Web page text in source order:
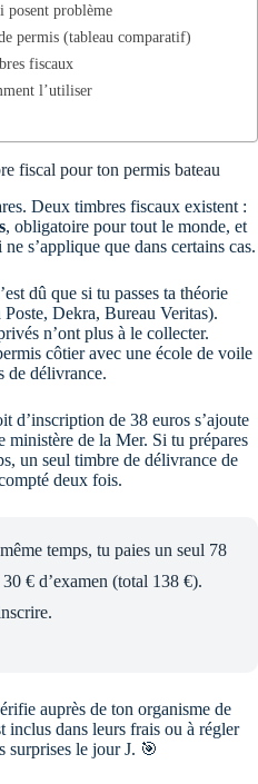
posent problème
permis (tableau comparatif)
fiscaux
l’utiliser
fiscal pour ton permis bateau
Deux timbres fiscaux existent :
, obligatoire pour tout le monde, et
s’applique que dans certains cas.
dû que si tu passes ta théorie
Dekra, Bureau Veritas).
n’ont plus à le collecter.
côtier avec une école de voile
de délivrance.
d’inscription de 38 euros s’ajoute
ministère de la Mer. Si tu prépares
un seul timbre de délivrance de
deux fois.
temps, tu paies un seul 78
€ d’examen (total 138 €).
auprès de ton organisme de
inclus dans leurs frais ou à régler
surprises le jour J. 🎯